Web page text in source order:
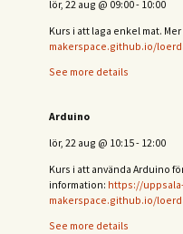
lör, 22 aug @ 09:00- 10:00
Kurs i att laga enkel mat.
makerspace.github.io/
See more details
Arduino
lör, 22 aug @ 10:15- 12:00
Kurs i att använda Arduino
information: https://
makerspace.github.io/
See more details